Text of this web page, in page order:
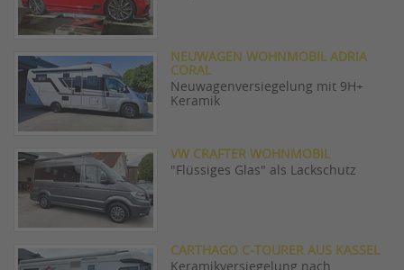
NEUWAGEN WOHNMOBIL ADRIA
CORAL
Neuwagenversiegelung mit 9H+
Keramik
VW CRAFTER WOHNMOBIL
"Flüssiges Glas" als Lackschutz
CARTHAGO C-TOURER AUS KASSEL
Keramikversiegelung nach